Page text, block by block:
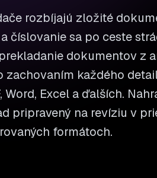
rozbíjajú zložité
číslovanie sa po ceste
dokumentov z
zachovaním každého
Word, Excel a ďalších.
pripravený na revíziu v
formátoch.